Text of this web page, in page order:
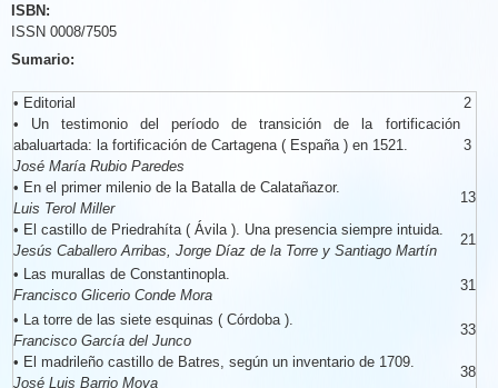
ISBN:
ISSN 0008/7505
Sumario:
• Editorial
2
• Un testimonio del período de transición de la fortificación
abaluartada: la fortificación de Cartagena ( España ) en 1521.
José María Rubio Paredes
3
• En el primer milenio de la Batalla de Calatañazor.
Luis Terol Miller
13
• El castillo de Priedrahíta ( Ávila ). Una presencia siempre intuida.
Jesús Caballero Arribas, Jorge Díaz de la Torre y Santiago Martín
21
• Las murallas de Constantinopla.
Francisco Glicerio Conde Mora
31
• La torre de las siete esquinas ( Córdoba ).
Francisco García del Junco
33
• El madrileño castillo de Batres, según un inventario de 1709.
José Luis Barrio Moya
38